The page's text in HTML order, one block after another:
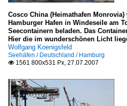
Cosco China (Heimathafen Monrovia)
Hamburger Hafen in Windeseile am
Seecontainern beladen. Das
Hier die im wunderschönen Licht
Wolfgang Koenigsfeld
Seehäfen / Deutschland / Hamburg
 1561 800x531 Px, 27.07.2007